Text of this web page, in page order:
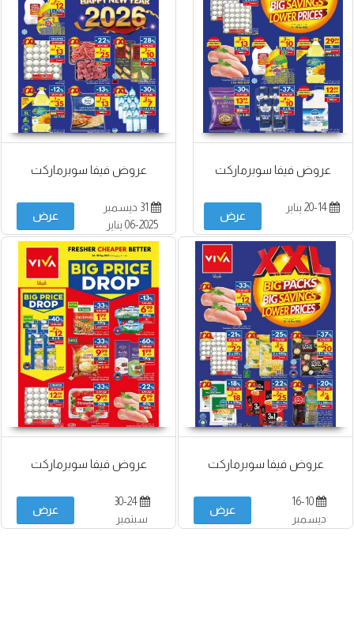
عروض فيفا سوبرماركت
20-14 يناير
عرض
عروض فيفا سوبرماركت
31 ديسمبر
2025-06 يناير
2026
عرض
عروض فيفا سوبرماركت
16-10
ديسمبر
عرض
عروض فيفا سوبرماركت
30-24
سبتمبر
عرض